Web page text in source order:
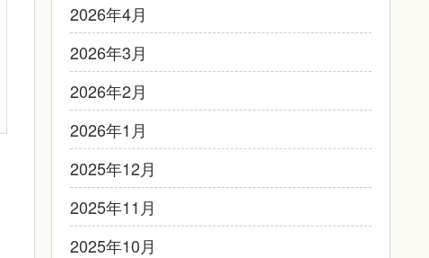
2026年4月
2026年3月
2026年2月
2026年1月
2025年12月
2025年11月
2025年10月